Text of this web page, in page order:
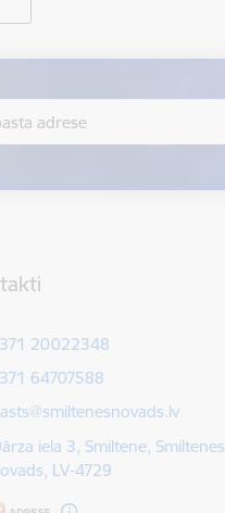
20022348
64707588
pasts:
iela 3, Smiltene, Smiltenes
LV-4729